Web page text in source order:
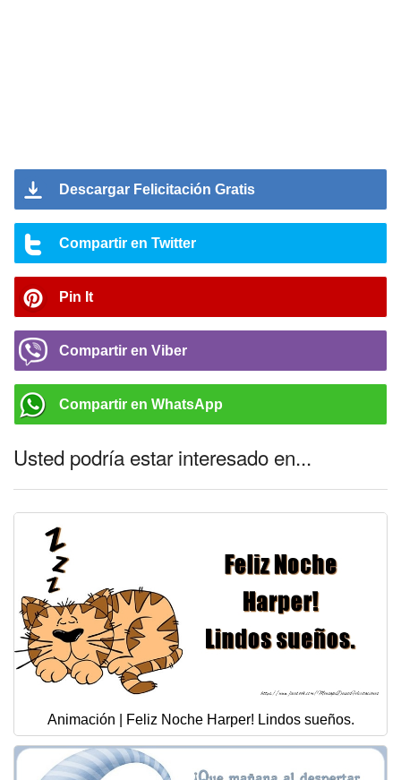
Descargar Felicitación Gratis
Compartir en Twitter
Pin It
Compartir en Viber
Compartir en WhatsApp
Usted podría estar interesado en...
Animación | Feliz Noche Harper! Lindos sueños.